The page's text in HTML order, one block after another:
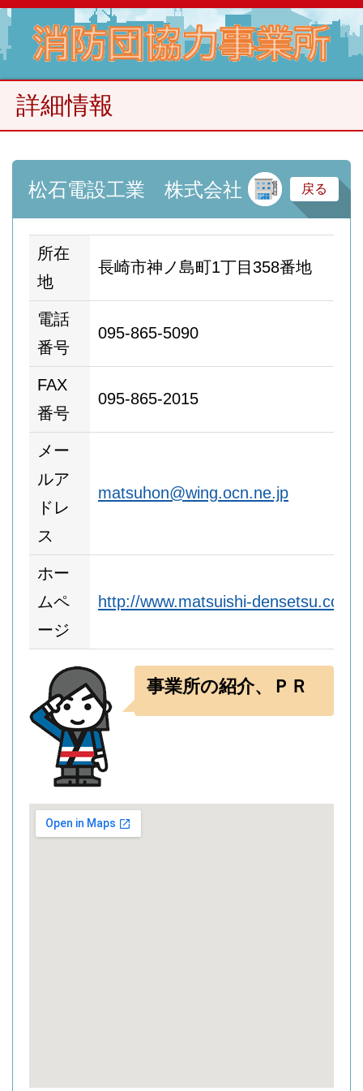
詳細情報
松石電設工業 株式会社 建
戻る
所在
地
長崎市神ノ島町1丁目358番地
電話
番号
095-865-5090
FAX
番号
095-865-2015
メー
ルア
ドレ
ス
matsuhon@wing.ocn.ne.jp
ホー
ムペ
ージ
http://www.matsuishi-densetsu.co.jp
事業所の紹介、ＰＲ